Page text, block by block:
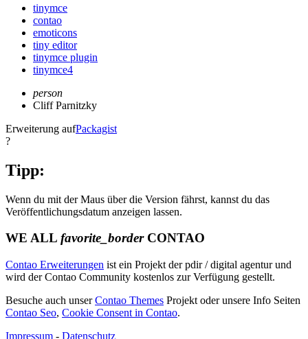
tinymce
contao
emoticons
tiny editor
tinymce plugin
tinymce4
person
Cliff Parnitzky
Erweiterung aufPackagist
?
Tipp:
Wenn du mit der Maus über die Version fährst, kannst du das
Veröffentlichungsdatum anzeigen lassen.
WE ALL favorite_borderCONTAO
Contao Erweiterungen ist ein Projekt der pdir / digital agentur und
wird der Contao Community kostenlos zur Verfügung gestellt.
Besuche auch unserContao Themes Projekt oder unsere Info Seiten
Contao Seo, Cookie Consent in Contao.
Impressum - Datenschutz